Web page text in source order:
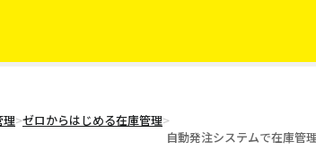
理>ゼロからはじめる在庫管理>
自動発注システムで在庫管